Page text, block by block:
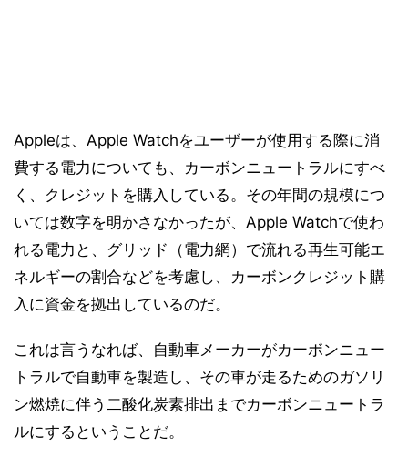
Appleは、Apple Watchをユーザーが使用する際に消
費する電力についても、カーボンニュートラルにすべ
く、クレジットを購入している。その年間の規模につ
いては数字を明かさなかったが、Apple Watchで使わ
れる電力と、グリッド（電力網）で流れる再生可能エ
ネルギーの割合などを考慮し、カーボンクレジット購
入に資金を拠出しているのだ。
これは言うなれば、自動車メーカーがカーボンニュー
トラルで自動車を製造し、その車が走るためのガソリ
ン燃焼に伴う二酸化炭素排出までカーボンニュートラ
ルにするということだ。